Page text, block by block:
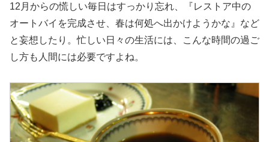
12月からの慌しい毎日はすっかり忘れ、『レストア中の
オートバイを完成させ、春は何処へ出かけようかな』など
と妄想したり。忙しい日々の生活には、こんな時間の過ご
し方も人間には必要ですよね。